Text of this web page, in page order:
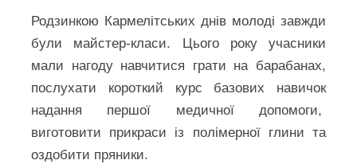
Родзинкою Кармелітських днів молоді завжди
були майстер-класи. Цього року учасники
мали нагоду навчитися грати на барабанах,
послухати короткий курс базових навичок
надання першої медичної допомоги,
виготовити прикраси із полімерної глини та
оздобити пряники.